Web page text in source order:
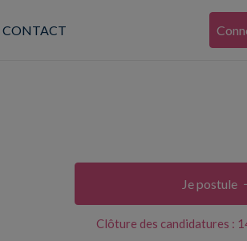
CONTACT
Clôture des candidatures :
Je postule